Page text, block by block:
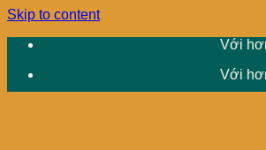
Skip to content
Với
Với